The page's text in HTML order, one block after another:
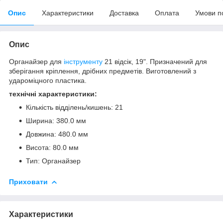
Опис Характеристики Доставка Оплата Умови
Опис
Органайзер для інструменту 21 відсік, 19". Призначений для
зберігання кріплення, дрібних предметів. Виготовлений з
удароміцного пластика.
технічні характеристики:
Кількість відділень/кишень: 21
Ширина: 380.0 мм
Довжина: 480.0 мм
Висота: 80.0 мм
Тип: Органайзер
Приховати
Характеристики